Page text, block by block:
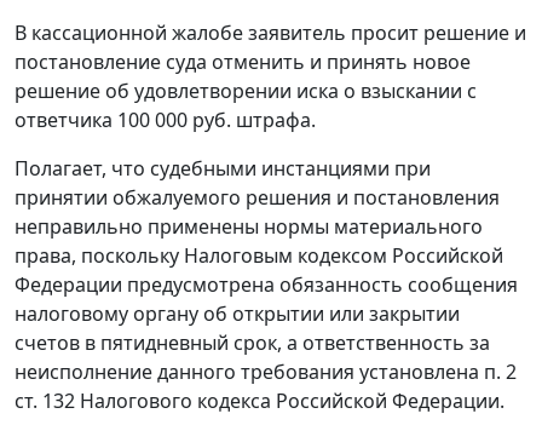
В кассационной жалобе заявитель просит решение и
постановление суда отменить и принять новое
решение об удовлетворении иска о взыскании с
ответчика 100 000 руб. штрафа.
Полагает, что судебными инстанциями при
принятии обжалуемого решения и постановления
неправильно применены нормы материального
права, поскольку Налоговым кодексом Российской
Федерации предусмотрена обязанность сообщения
налоговому органу об открытии или закрытии
счетов в пятидневный срок, а ответственность за
неисполнение данного требования установлена п. 2
ст. 132 Налогового кодекса Российской Федерации.